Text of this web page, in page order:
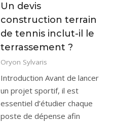
Un devis
construction terrain
de tennis inclut-il le
terrassement ?
Oryon Sylvaris
Introduction Avant de lancer
un projet sportif, il est
essentiel d’étudier chaque
poste de dépense afin